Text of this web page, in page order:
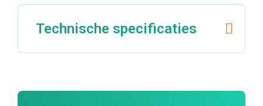
Technische specificaties